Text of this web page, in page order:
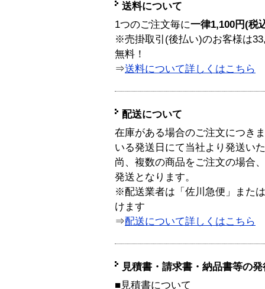
送料について
1つのご注文毎に一律1,100円(税
※売掛取引(後払い)のお客様は
無料！
⇒送料について詳しくはこちら
配送について
在庫がある場合のご注文につき
いる発送日にて当社より発送い
尚、複数の商品をご注文の場合
発送となります。
※配送業者は「佐川急便」また
けます
⇒配送について詳しくはこちら
見積書・請求書・納品書等の
■見積書について